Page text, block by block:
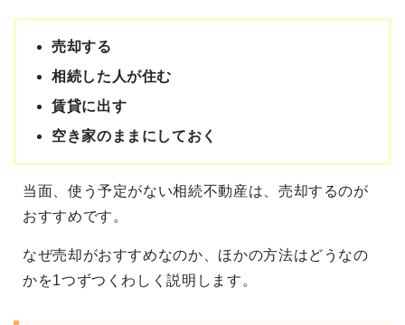
売却する
相続した人が住む
賃貸に出す
空き家のままにしておく
当面、使う予定がない相続不動産は、売却するのが
おすすめです。
なぜ売却がおすすめなのか、ほかの方法はどうなの
かを1つずつくわしく説明します。